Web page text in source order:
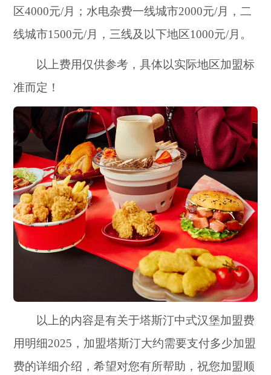
区4000元/月；水电杂费一线城市2000元/月，二
线城市1500元/月，三线及以下地区1000元/月。
以上费用仅供参考，具体以实际地区加盟标
准而定！
以上的内容是有关于塔斯汀中式汉堡加盟费
用明细2025，加盟塔斯汀大约需要支付多少加盟
费的详细介绍，希望对您有所帮助，祝您加盟顺